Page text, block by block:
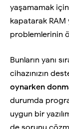
yaşamamak
kapatarak
problemlerinin
Bunların yanı
cihazınızın
oynarken
durumda
uygun bir